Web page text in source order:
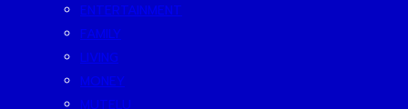
ENTERTAINMENT
FAMILY
LIVING
MONEY
MUTELU